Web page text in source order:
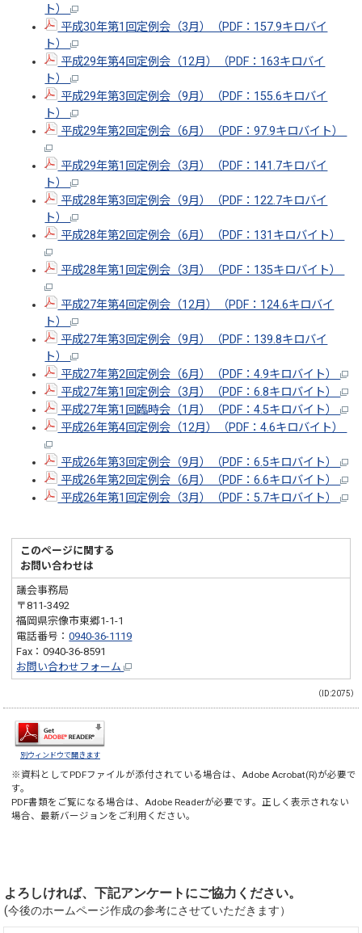
ト）
平成30年第1回定例会（3月）（PDF：157.9キロバイ
ト）
平成29年第4回定例会（12月）（PDF：163キロバイ
ト）
平成29年第3回定例会（9月）（PDF：155.6キロバイ
ト）
平成29年第2回定例会（6月）（PDF：97.9キロバイト）
平成29年第1回定例会（3月）（PDF：141.7キロバイ
ト）
平成28年第3回定例会（9月）（PDF：122.7キロバイ
ト）
平成28年第2回定例会（6月）（PDF：131キロバイト）
平成28年第1回定例会（3月）（PDF：135キロバイト）
平成27年第4回定例会（12月）（PDF：124.6キロバイ
ト）
平成27年第3回定例会（9月）（PDF：139.8キロバイ
ト）
平成27年第2回定例会（6月）（PDF：4.9キロバイト）
平成27年第1回定例会（3月）（PDF：6.8キロバイト）
平成27年第1回臨時会（1月）（PDF：4.5キロバイト）
平成26年第4回定例会（12月）（PDF：4.6キロバイト）
平成26年第3回定例会（9月）（PDF：6.5キロバイト）
平成26年第2回定例会（6月）（PDF：6.6キロバイト）
平成26年第1回定例会（3月）（PDF：5.7キロバイト）
このページに関する
お問い合わせは
議会事務局
〒811-3492
福岡県宗像市東郷1-1-1
電話番号：0940-36-1119
Fax：0940-36-8591
お問い合わせフォーム
（ID:2075）
別ウィンドウで開きます
※資料としてPDFファイルが添付されている場合は、Adobe Acrobat(R)が必要で
す。
PDF書類をご覧になる場合は、Adobe Readerが必要です。正しく表示されない
場合、最新バージョンをご利用ください。